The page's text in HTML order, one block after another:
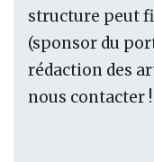
structure peut
(sponsor du
rédaction des
nous contacter !